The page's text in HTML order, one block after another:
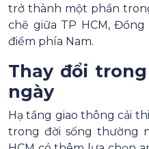
trở thành một phần
chẽ giữa TP HCM,
điểm phía Nam.
Thay đổi
ngày
Hạ tầng giao thông cải
trong đời sống thường